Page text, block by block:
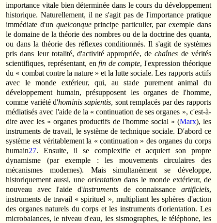
importance vitale bien déterminée dans le cours du développement
historique. Naturellement, il ne s'agit pas de l'importance pratique
immédiate d'un quelconqueprincipe particulier, par exemple dans
le domaine de la théorie des nombres ou de la doctrine des quanta,
ou dans la théorie des réflexes conditionnés. Il s'agit de systèmes
pris dans leur totalité, d'activité appropriée, dechaînes de vérités
scientifiques, représentant, enfin de compte, l'expression théorique
du « combat contre la nature » et la lutte sociale. Les rapports actifs
avec le monde extérieur, qui, au stade purement animal du
développement humain, présupposent les organes de l'homme,
comme variété d'hominis sapientis, sont remplacés par des rapports
médiatisés avec l'aide de la « continuation de ses organes », c'est-à-
dire avec les « organes productifs de l'homme social » (Marx), les
instruments de travail, le système de technique sociale. D'abord ce
système est véritablement la « continuation » des organes du corps
humain27. Ensuite, il se complexifie et acquiert son propre
dynamisme (par exemple : les mouvements circulaires des
mécanismes modernes). Mais simultanément se développe,
historiquement aussi, uneorientation dans le monde extérieur, de
nouveau avec l'aide d'instruments de connaissance artificiels,
instruments de travail « spirituel », multipliant les sphères d'action
des organes naturels du corps et les instruments d'orientation. Les
microbalances, le niveau d'eau, les sismographes, le téléphone, les